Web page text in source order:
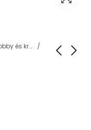
Hobby és kreatív termékek